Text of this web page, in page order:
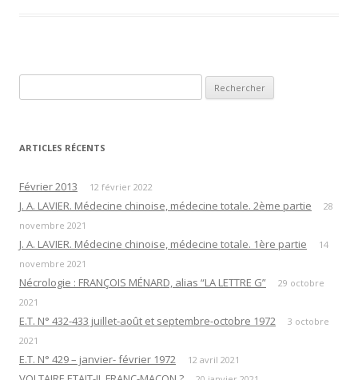
ARTICLES RÉCENTS
Février 2013 12 février 2022
J. A. LAVIER. Médecine chinoise, médecine totale. 2ème partie
28
novembre 2021
J. A. LAVIER. Médecine chinoise, médecine totale. 1ère partie
14
novembre 2021
Nécrologie : FRANÇOIS MÉNARD, alias “LA LETTRE G”
29 octobre
2021
E.T. N° 432-433 juillet-août et septembre-octobre 1972
3 octobre
2021
E.T. N° 429 – janvier- février 1972 12 avril 2021